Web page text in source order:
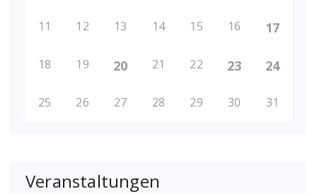
11 12 13 14 15 16 17
18 19 20 21 22 23 24
25 26 27 28 29 30 31
Veranstaltungen